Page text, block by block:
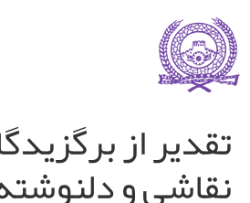
تقدیر از
نقاشی و